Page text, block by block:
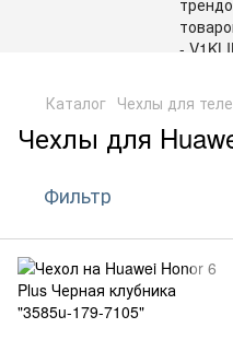
Каталог Чехлы для
Чехлы для
Фильтр